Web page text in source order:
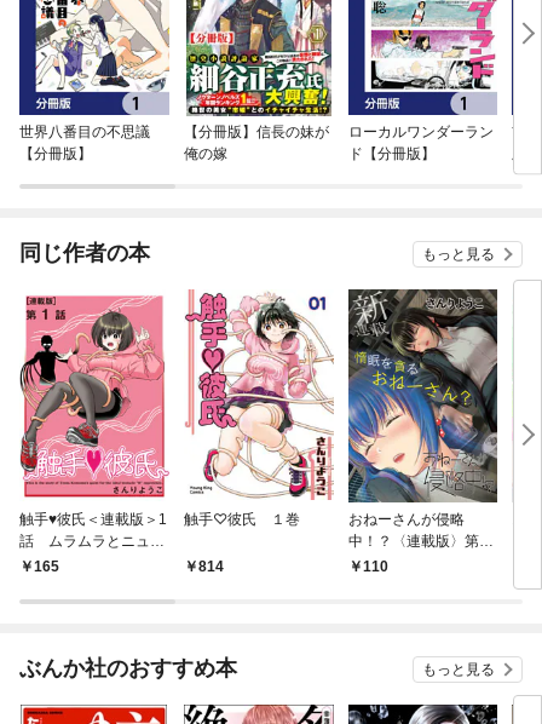
世界八番目の不思議
【分冊版】
【分冊版】信長の妹が
俺の嫁
ローカルワンダーラン
ド【分冊版】
首
版】
同じ作者の本 もっと見る
触手♥彼氏＜連載版＞1
話 ムラムラとニュル
ニュル
165
触手♡彼氏 １巻
814
おねーさんが侵略
中！？〈連載版〉第1
話「おねーさん、拾い
110
ぶんか社のおすすめ本 もっと見る